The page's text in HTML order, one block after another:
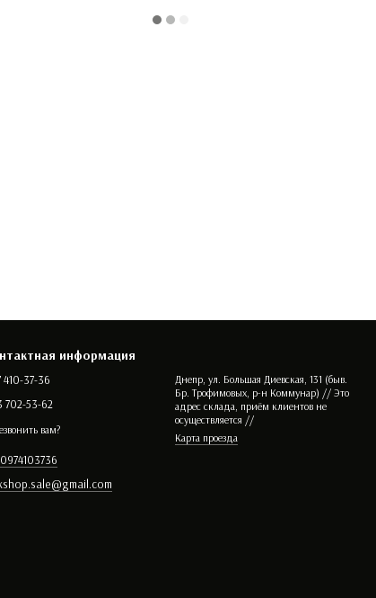
информация
410-37-36
702-53-62
вам?
Днепр, ул. Большая Диевская, 131 (быв.
Бр. Трофимовых, р-н Коммунар) // Это
адрес склада, приём клиентов не
осуществляется //
Карта проезда